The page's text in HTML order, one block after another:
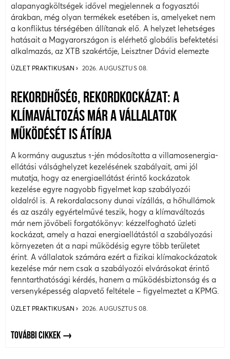
alapanyagköltségek idővel megjelennek a fogyasztói
árakban, még olyan termékek esetében is, amelyeket nem
a konfliktus térségében állítanak elő. A helyzet lehetséges
hatásait a Magyarországon is elérhető globális befektetési
alkalmazás, az XTB szakértője, Leisztner Dávid elemezte
ÜZLET PRAKTIKUSAN 2026. AUGUSZTUS 08.
REKORDHŐSÉG, REKORDKOCKÁZAT: A
KLÍMAVÁLTOZÁS MÁR A VÁLLALATOK
MŰKÖDÉSÉT IS ÁTÍRJA
A kormány augusztus 1-jén módosította a villamosenergia-
ellátási válsághelyzet kezelésének szabályait, ami jól
mutatja, hogy az energiaellátást érintő kockázatok
kezelése egyre nagyobb figyelmet kap szabályozói
oldalról is. A rekordalacsony dunai vízállás, a hőhullámok
és az aszály egyértelművé teszik, hogy a klímaváltozás
már nem jövőbeli forgatókönyv: kézzelfogható üzleti
kockázat, amely a hazai energiaellátástól a szabályozási
környezeten át a napi működésig egyre több területet
érint. A vállalatok számára ezért a fizikai klímakockázatok
kezelése már nem csak a szabályozói elvárásokat érintő
fenntarthatósági kérdés, hanem a működésbiztonság és a
versenyképesség alapvető feltétele – figyelmeztet a KPMG.
ÜZLET PRAKTIKUSAN 2026. AUGUSZTUS 08.
TOVÁBBI CIKKEK